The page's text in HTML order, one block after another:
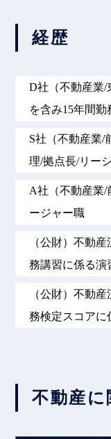
経歴
D社（不動産業/
を含み15年間勤
S社（不動産業/
理/拠点長/リー
A社（不動産業/
ージャー職
（公財）不動
務講習に係る演
（公財）不動
務検定スコアに
不動産に